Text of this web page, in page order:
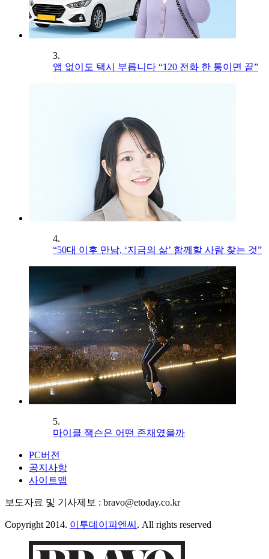
3.
앱 없이도 택시 부릅니다 “120 전화 한 통이면 끝”
4.
“50대 이후 만남, ‘지금의 삶’ 함께할 사람 찾는 것”
5.
마이클 잭슨은 어떤 존재였을까
PC버전
공지사항
사이트맵
보도자료 및 기사제보 : bravo@etoday.co.kr
Copyright 2014. 이투데이피엔씨 . All rights reserved